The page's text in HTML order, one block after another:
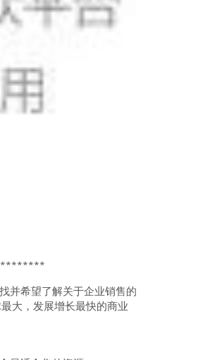
并希望了解关于企业销售的
大，发展增长最快的商业